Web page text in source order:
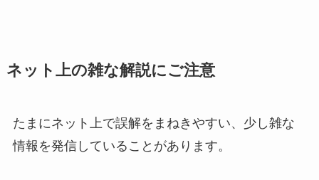
ネット上の雑な解説にご注意
たまにネット上で誤解をまねきやすい、少し雑な
情報を発信していることがあります。